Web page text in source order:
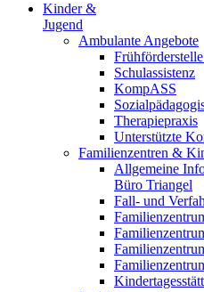
Kinder &
Jugend
Ambulante Angebote
Schulassistenz
KompASS
Therapiepraxis
Unterstützte
Familienzentren &
Allgemeine
Büro Triangel
Fall- und